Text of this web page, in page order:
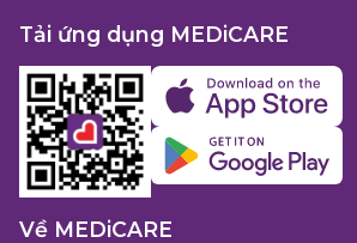
Tải ứng dụng MEDiCARE
Về MEDiCARE